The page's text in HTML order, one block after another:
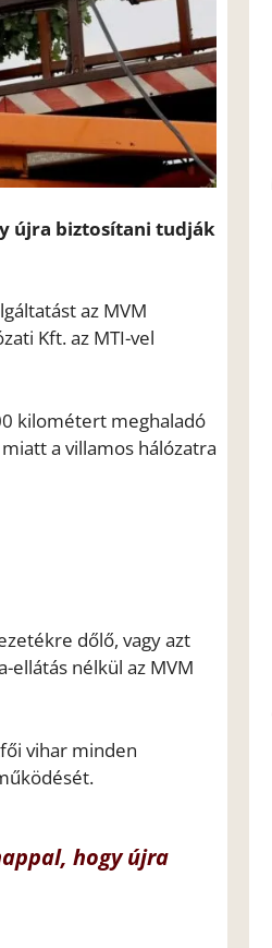
újra biztosítani tudják
az MVM
Kft. az MTI-vel
kilométert meghaladó
a villamos hálózatra
dőlő, vagy azt
nélkül az MVM
vihar minden
hogy újra